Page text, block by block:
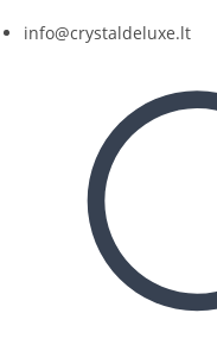
Skipinfo@crystaldeluxe.lt